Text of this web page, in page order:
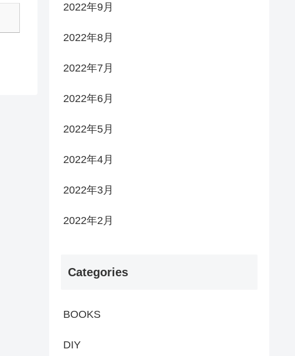
2022年9月
2022年8月
2022年7月
2022年6月
2022年5月
2022年4月
2022年3月
2022年2月
Categories
BOOKS
DIY